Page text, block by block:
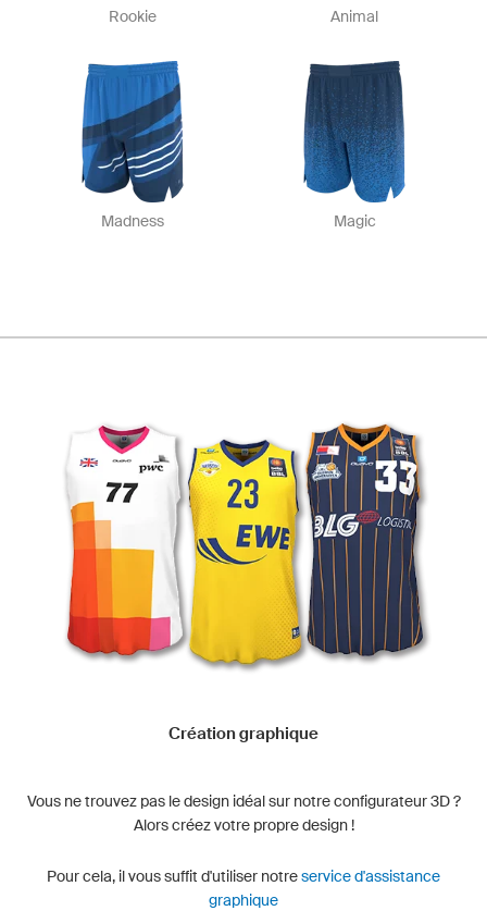
Rookie Animal
Madness Magic
Création graphique
Vous ne trouvez pas le design idéal sur notre configurateur 3D ?
Alors créez votre propre design !
Pour cela, il vous suffit d'utiliser notreservice d'assistance
graphique